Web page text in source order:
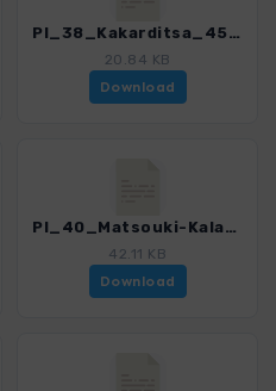
PI_38_Kakarditsa_4561_1.gpx
20.84 KB
Download
PI_40_Matsouki-Kalarites_4561_1.gpx
42.11 KB
Download